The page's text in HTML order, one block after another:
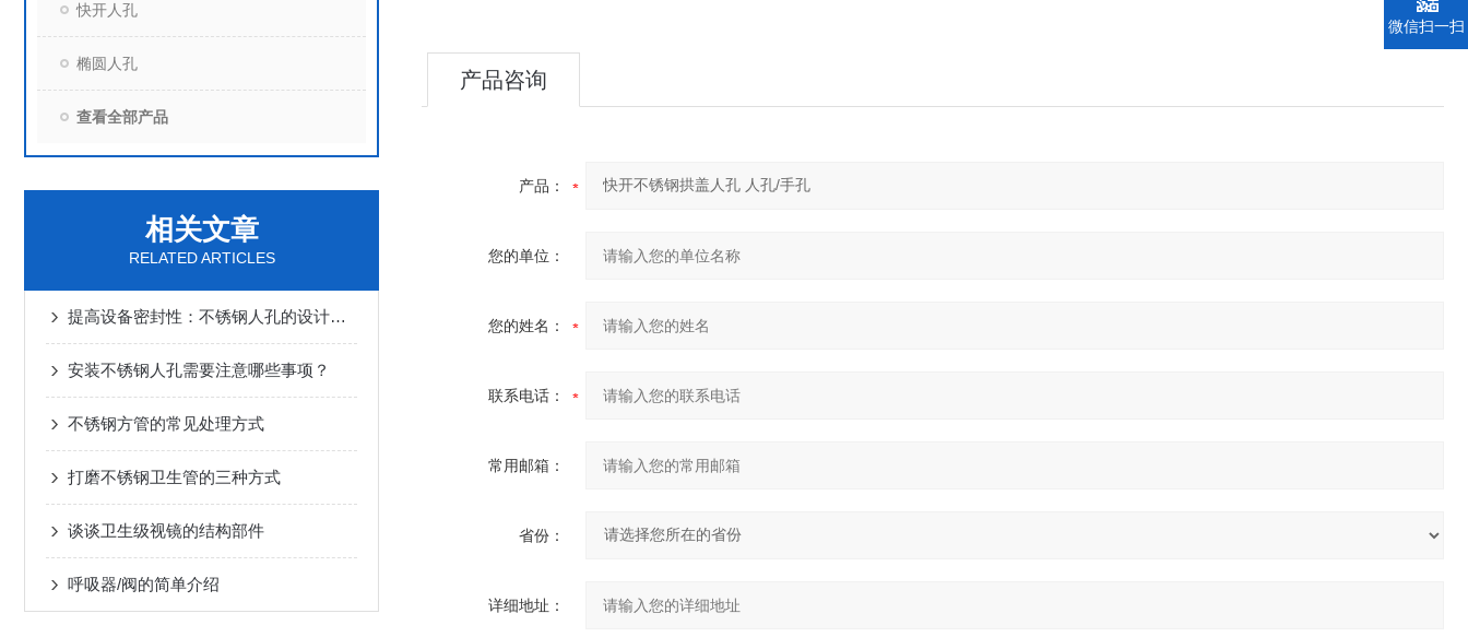
快开人孔
椭圆人孔
查看全部产品
相关文章
RELATED ARTICLES
提高设备密封性：不锈钢人孔的设计与优化
安装不锈钢人孔需要注意哪些事项？
不锈钢方管的常见处理方式
打磨不锈钢卫生管的三种方式
谈谈卫生级视镜的结构部件
呼吸器/阀的简单介绍
产品咨询
产品：
您的单位：
您的姓名：
联系电话：
常用邮箱：
省份：
详细地址：
微信扫一扫